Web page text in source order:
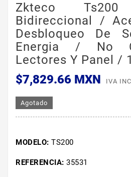
Zkteco Ts200
Bidireccional /
Desbloqueo De
Energia / No
Lectores Y Panel / 1
$7,829.66 MXN
IVA
Agotado
MODELO: TS200
REFERENCIA: 35531